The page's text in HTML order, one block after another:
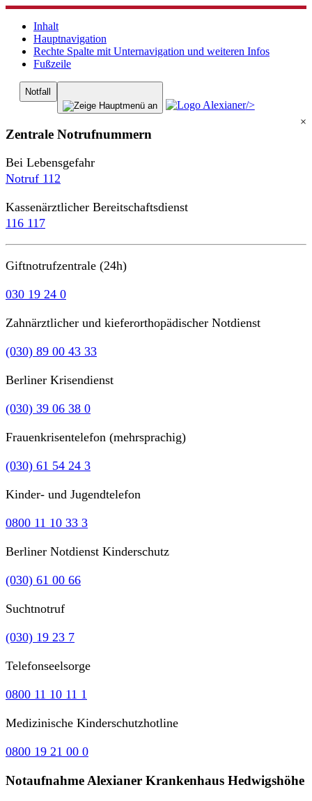
Inhalt
Hauptnavigation
Rechte Spalte mit Unternavigation und weiteren Infos
Fußzeile
/>
Notfall
×
Zentrale Notrufnummern
Bei Lebensgefahr
Notruf 112
Kassenärztlicher Bereitschaftsdienst
116 117
Giftnotrufzentrale (24h)
030 19 24 0
Zahnärztlicher und kieferorthopädischer Notdienst
(030) 89 00 43 33
Berliner Krisendienst
(030) 39 06 38 0
Frauenkrisentelefon (mehrsprachig)
(030) 61 54 24 3
Kinder- und Jugendtelefon
0800 11 10 33 3
Berliner Notdienst Kinderschutz
(030) 61 00 66
Suchtnotruf
(030) 19 23 7
Telefonseelsorge
0800 11 10 11 1
Medizinische Kinderschutzhotline
0800 19 21 00 0
Notaufnahme Alexianer Krankenhaus Hedwigshöhe